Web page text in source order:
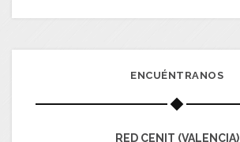
ENCUÉNTRANOS
RED CENIT (VALENCIA)